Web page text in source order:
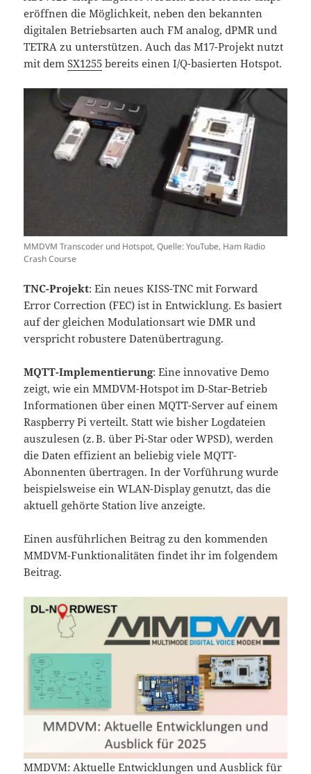
eröffnen die Möglichkeit, neben den bekannten
digitalen Betriebsarten auch FM analog, dPMR und
TETRA zu unterstützen. Auch das M17-Projekt nutzt
mit demSX1255 bereits einen I/Q-basierten Hotspot.
MMDVM Transcoder und Hotspot, Quelle: YouTube, Ham Radio
Crash Course
TNC-Projekt: Ein neues KISS-TNC mit Forward
Error Correction (FEC) ist in Entwicklung. Es basiert
auf der gleichen Modulationsart wie DMR und
verspricht robustere Datenübertragung.
MQTT-Implementierung: Eine innovative Demo
zeigt, wie ein MMDVM-Hotspot im D-Star-Betrieb
Informationen über einen MQTT-Server auf einem
Raspberry Pi verteilt. Statt wie bisher Logdateien
auszulesen (z. B. über Pi-Star oder WPSD), werden
die Daten effizient an beliebig viele MQTT-
Abonnenten übertragen. In der Vorführung wurde
beispielsweise ein WLAN-Display genutzt, das die
aktuell gehörte Station live anzeigte.
Einen ausführlichen Beitrag zu den kommenden
MMDVM-Funktionalitäten findet ihr im folgendem
Beitrag.
MMDVM: Aktuelle Entwicklungen und Ausblick für